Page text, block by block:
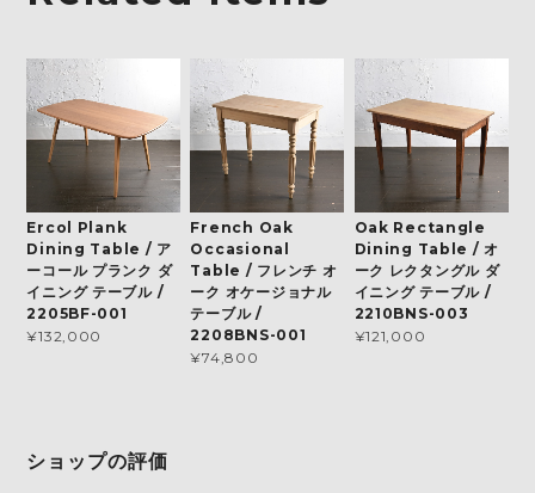
Ercol Plank
Dining Table / ア
ーコール プランク ダ
イニング テーブル /
2205BF-001
¥132,000
French Oak
Occasional
Table / フレンチ オ
ーク オケージョナル
テーブル /
2208BNS-001
¥74,800
Oak Rectangle
Dining Table / オ
ーク レクタングル ダ
イニング テーブル /
2210BNS-003
¥121,000
ショップの評価